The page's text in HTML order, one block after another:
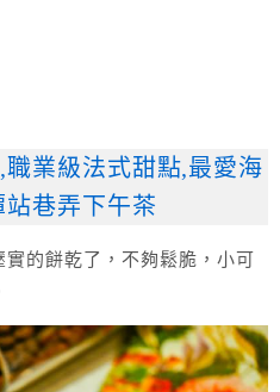
職業級法式甜點,最愛海
巷弄下午茶
的餅乾了，不夠鬆脆，小可